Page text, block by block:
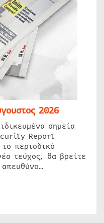
2026
σημεία
Report
περιοδικό
τεύχος, θα βρείτε